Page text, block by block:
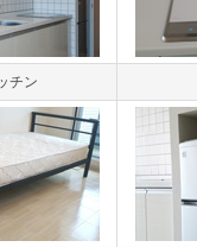
チン